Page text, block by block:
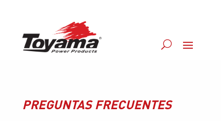
PREGUNTAS FRECUENTES